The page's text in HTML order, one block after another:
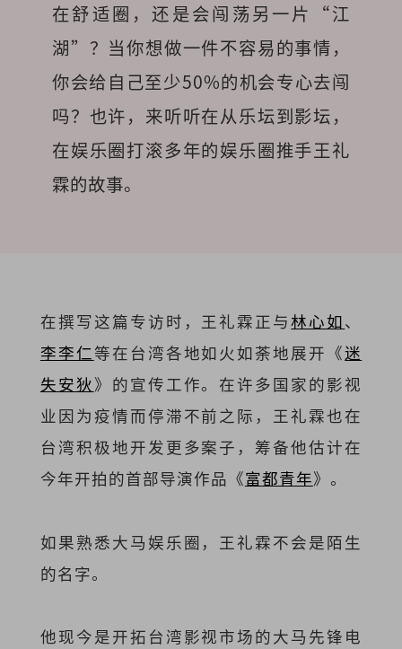
在舒适圈，还是会闯荡另一片“江
湖”？当你想做一件不容易的事情，
你会给自己至少50%的机会专心去闯
吗？也许，来听听在从乐坛到影坛，
在娱乐圈打滚多年的娱乐圈推手王礼
霖的故事。
在撰写这篇专访时，王礼霖正与林心如、
李李仁等在台湾各地如火如荼地展开《迷
失安狄》的宣传工作。在许多国家的影视
业因为疫情而停滞不前之际，王礼霖也在
台湾积极地开发更多案子，筹备他估计在
今年开拍的首部导演作品《富都青年》。
如果熟悉大马娱乐圈，王礼霖不会是陌生
的名字。
他现今是开拓台湾影视市场的大马先锋电